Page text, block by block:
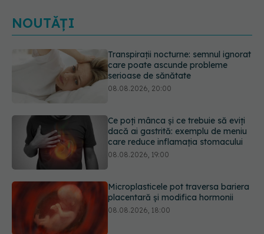
NOUTĂȚI
Ce poți mânca și ce trebuie să eviți
dacă ai gastrită: exemplu de meniu
care reduce inflamația stomacului
Microplasticele pot traversa bariera
placentară și modifica hormonii
08.08.2026, 18:00
Trucul genial cu ceai negru pentru
păr. Tot mai multe femei îl adoră